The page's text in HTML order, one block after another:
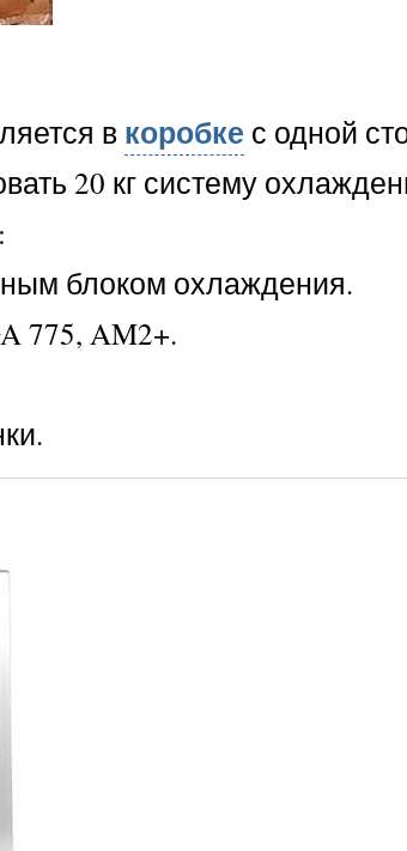
в коробке с одной
20 кг систему
блоком охлаждения.
775, AM2+.